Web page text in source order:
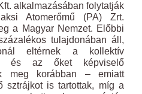
alkalmazásában folytatják
Atomerőmű (PA) Zrt.
a Magyar Nemzet. Előbbi
tulajdonában áll,
eltérnek a kollektív
és az őket képviselő
meg korábban – emiatt
sztrájkot is tartottak, míg a